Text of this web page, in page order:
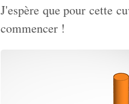
J'espère que pour cette
commencer !